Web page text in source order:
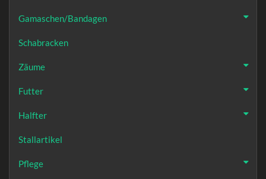
Gamaschen/Bandagen
Schabracken
Zäume
Futter
Halfter
Stallartikel
Pflege